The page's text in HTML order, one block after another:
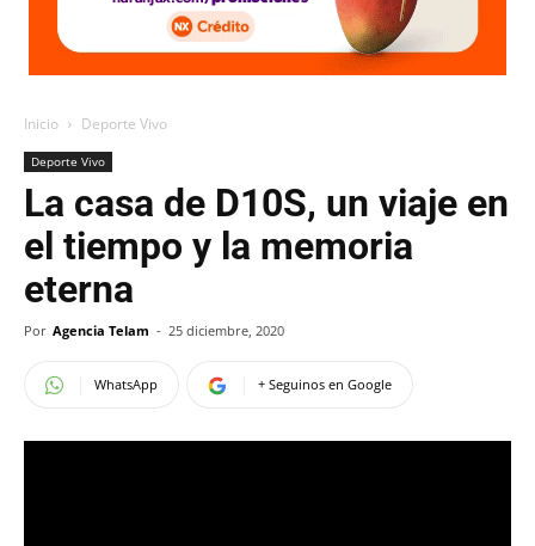
Inicio Deporte Vivo
Deporte Vivo
La casa de D10S, un viaje en
el tiempo y la memoria
eterna
Por Agencia Telam - 25 diciembre, 2020
WhatsApp + Seguinos en Google